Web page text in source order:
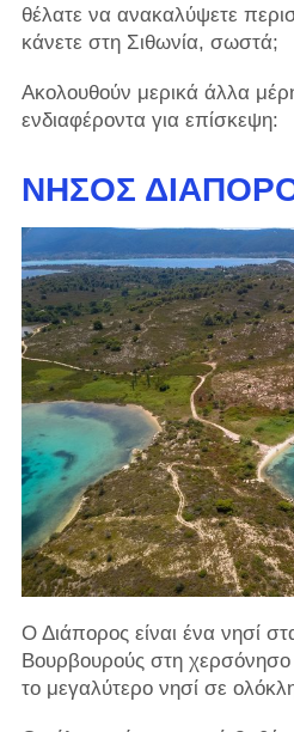
θέλατε να ανακαλύψετε
κάνετε στη Σιθωνία, σωστά;
Ακολουθούν μερικά άλλα
ενδιαφέροντα για επίσκεψη:
ΝΉΣΟΣ
Ο Διάπορος είναι ένα νησί
Βουρβουρούς στη χερσόνησο
το μεγαλύτερο νησί σε